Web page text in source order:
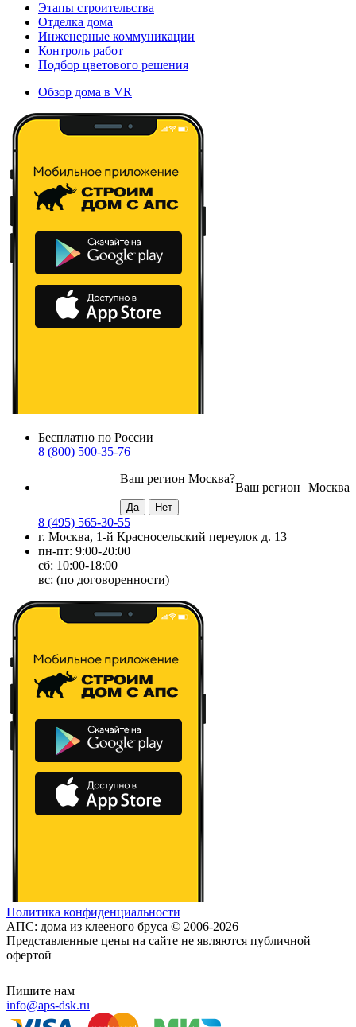
Этапы строительства
Отделка дома
Инженерные коммуникации
Контроль работ
Подбор цветового решения
Обзор дома в VR
Бесплатно по России
8 (800) 500-35-76
Москва
Ваш регион
Ваш регион Москва?
8 (495) 565-30-55
г. Москва, 1-й Красносельский переулок д. 13
пн-пт: 9:00-20:00
сб: 10:00-18:00
вс: (по договоренности)
Политика конфиденциальности
АПС: дома из клееного бруса © 2006-2026
Представленные цены на сайте не являются публичной
офертой
Пишите нам
info@aps-dsk.ru